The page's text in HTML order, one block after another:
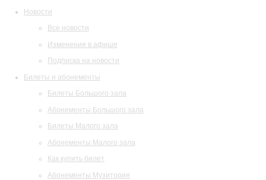
Новости
Все новости
Изменения в афише
Подписка на новости
Билеты и абонементы
Билеты Большого зала
Абонементы Большого зала
Билеты Малого зала
Абонементы Малого зала
Как купить билет
Абонементы Музитория